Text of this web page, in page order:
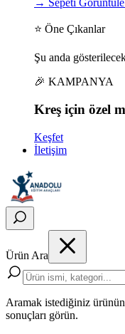
→ Sepeti Görüntüle
⭐ Öne Çıkanlar
Şu anda
🎉 KAMPANYA
Kreş için özel
Keşfet
İletişim
Ürün Ara
Aramak istediğiniz ürünün
sonuçları görün.